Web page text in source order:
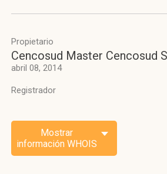
Propietario
Cencosud Master Cencosud
abril 08, 2014
Registrador
Mostrar
información WHOIS